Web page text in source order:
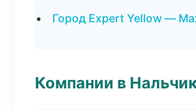
Город Expert Yellow —
Компании в